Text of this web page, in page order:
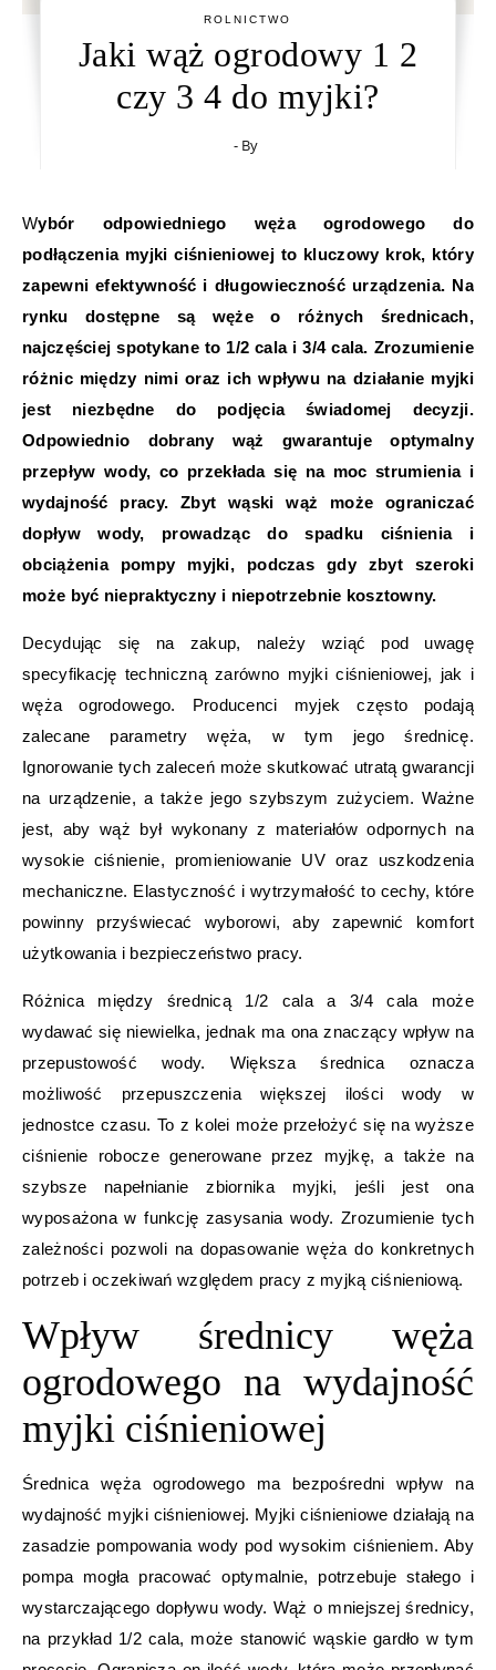
ROLNICTWO
Jaki wąż ogrodowy 1 2
czy 3 4 do myjki?
- By
Wybór odpowiedniego węża ogrodowego do
podłączenia myjki ciśnieniowej to kluczowy krok, który
zapewni efektywność i długowieczność urządzenia. Na
rynku dostępne są węże o różnych średnicach,
najczęściej spotykane to 1/2 cala i 3/4 cala. Zrozumienie
różnic między nimi oraz ich wpływu na działanie myjki
jest niezbędne do podjęcia świadomej decyzji.
Odpowiednio dobrany wąż gwarantuje optymalny
przepływ wody, co przekłada się na moc strumienia i
wydajność pracy. Zbyt wąski wąż może ograniczać
dopływ wody, prowadząc do spadku ciśnienia i
obciążenia pompy myjki, podczas gdy zbyt szeroki
może być niepraktyczny i niepotrzebnie kosztowny.
Decydując się na zakup, należy wziąć pod uwagę
specyfikację techniczną zarówno myjki ciśnieniowej, jak i
węża ogrodowego. Producenci myjek często podają
zalecane parametry węża, w tym jego średnicę.
Ignorowanie tych zaleceń może skutkować utratą gwarancji
na urządzenie, a także jego szybszym zużyciem. Ważne
jest, aby wąż był wykonany z materiałów odpornych na
wysokie ciśnienie, promieniowanie UV oraz uszkodzenia
mechaniczne. Elastyczność i wytrzymałość to cechy, które
powinny przyświecać wyborowi, aby zapewnić komfort
użytkowania i bezpieczeństwo pracy.
Różnica między średnicą 1/2 cala a 3/4 cala może
wydawać się niewielka, jednak ma ona znaczący wpływ na
przepustowość wody. Większa średnica oznacza
możliwość przepuszczenia większej ilości wody w
jednostce czasu. To z kolei może przełożyć się na wyższe
ciśnienie robocze generowane przez myjkę, a także na
szybsze napełnianie zbiornika myjki, jeśli jest ona
wyposażona w funkcję zasysania wody. Zrozumienie tych
zależności pozwoli na dopasowanie węża do konkretnych
potrzeb i oczekiwań względem pracy z myjką ciśnieniową.
Wpływ średnicy węża
ogrodowego na wydajność
myjki ciśnieniowej
Średnica węża ogrodowego ma bezpośredni wpływ na
wydajność myjki ciśnieniowej. Myjki ciśnieniowe działają na
zasadzie pompowania wody pod wysokim ciśnieniem. Aby
pompa mogła pracować optymalnie, potrzebuje stałego i
wystarczającego dopływu wody. Wąż o mniejszej średnicy,
na przykład 1/2 cala, może stanowić wąskie gardło w tym